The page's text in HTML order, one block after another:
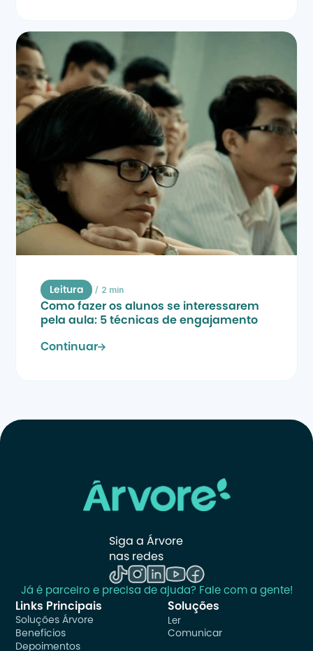
Leitura / 2 min
Como fazer os alunos se interessarem
pela aula: 5 técnicas de engajamento
Continuar
Siga a Árvore
nas redes
Já é parceiro e precisa de ajuda? Fale com a gente!
Links Principais
Soluções Árvore
Benefícios
Depoimentos
Soluções
Ler
Comunicar